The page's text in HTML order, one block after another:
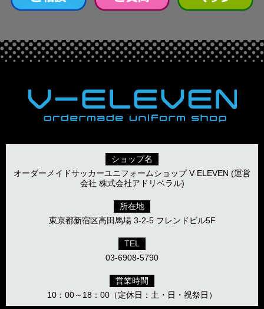
ショップ名
オーダーメイドサッカーユニフォームショップ V-ELEVEN (運営
会社 株式会社アドリベラル)
所在地
東京都新宿区高田馬場 3-2-5 フレンドビル5F
TEL
03-6908-5790
営業時間
10：00～18：00（定休日：土・日・祝祭日）